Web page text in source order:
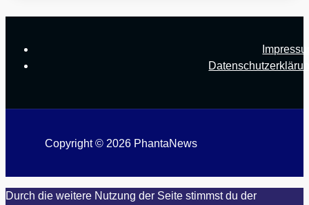
Copyright © 2026 PhantaNews
Durch die weitere Nutzung der Seite stimmst du der